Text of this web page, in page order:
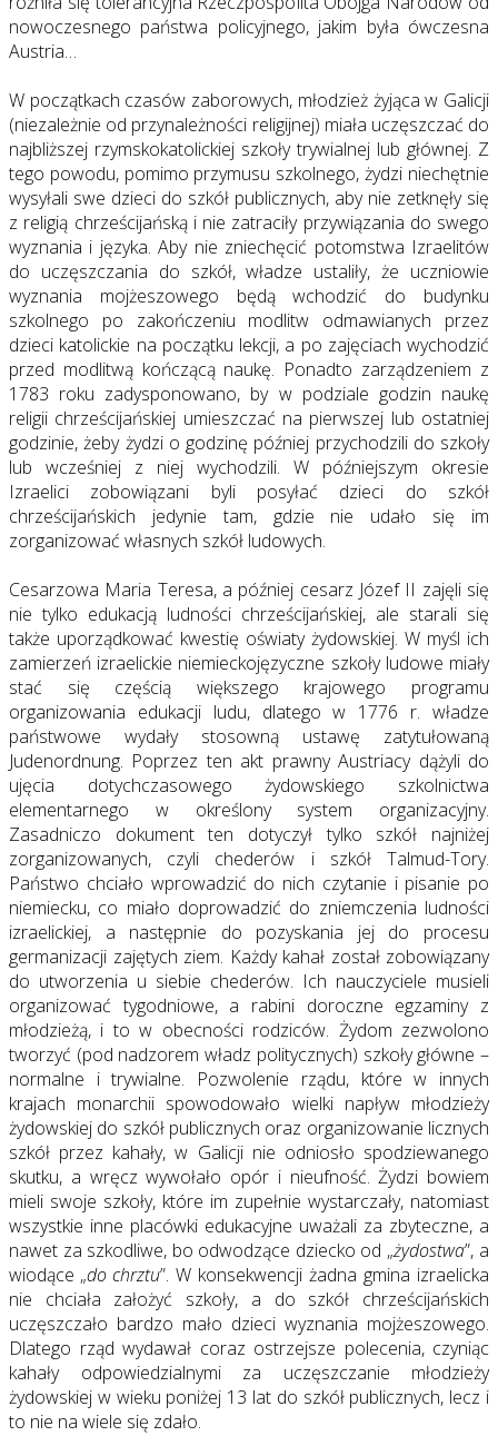
nowoczesnego państwa policyjnego, jakim była ówczesna
Austria…
W początkach czasów zaborowych, młodzież żyjąca w Galicji
(niezależnie od przynależności religijnej) miała uczęszczać do
najbliższej rzymskokatolickiej szkoły trywialnej lub głównej. Z
tego powodu, pomimo przymusu szkolnego, żydzi niechętnie
wysyłali swe dzieci do szkół publicznych, aby nie zetknęły się
z religią chrześcijańską i nie zatraciły przywiązania do swego
wyznania i języka. Aby nie zniechęcić potomstwa Izraelitów
do uczęszczania do szkół, władze ustaliły, że uczniowie
wyznania mojżeszowego będą wchodzić do budynku
szkolnego po zakończeniu modlitw odmawianych przez
dzieci katolickie na początku lekcji, a po zajęciach wychodzić
przed modlitwą kończącą naukę. Ponadto zarządzeniem z
1783 roku zadysponowano, by w podziale godzin naukę
religii chrześcijańskiej umieszczać na pierwszej lub ostatniej
godzinie, żeby żydzi o godzinę później przychodzili do szkoły
lub wcześniej z niej wychodzili. W późniejszym okresie
Izraelici zobowiązani byli posyłać dzieci do szkół
chrześcijańskich jedynie tam, gdzie nie udało się im
zorganizować własnych szkół ludowych.
Cesarzowa Maria Teresa, a później cesarz Józef II zajęli się
nie tylko edukacją ludności chrześcijańskiej, ale starali się
także uporządkować kwestię oświaty żydowskiej. W myśl ich
zamierzeń izraelickie niemieckojęzyczne szkoły ludowe miały
stać się częścią większego krajowego programu
organizowania edukacji ludu, dlatego w 1776 r. władze
państwowe wydały stosowną ustawę zatytułowaną
Judenordnung. Poprzez ten akt prawny Austriacy dążyli do
ujęcia dotychczasowego żydowskiego szkolnictwa
elementarnego w określony system organizacyjny.
Zasadniczo dokument ten dotyczył tylko szkół najniżej
zorganizowanych, czyli chederów i szkół Talmud-Tory.
Państwo chciało wprowadzić do nich czytanie i pisanie po
niemiecku, co miało doprowadzić do zniemczenia ludności
izraelickiej, a następnie do pozyskania jej do procesu
germanizacji zajętych ziem. Każdy kahał został zobowiązany
do utworzenia u siebie chederów. Ich nauczyciele musieli
organizować tygodniowe, a rabini doroczne egzaminy z
młodzieżą, i to w obecności rodziców. Żydom zezwolono
tworzyć (pod nadzorem władz politycznych) szkoły główne –
normalne i trywialne. Pozwolenie rządu, które w innych
krajach monarchii spowodowało wielki napływ młodzieży
żydowskiej do szkół publicznych oraz organizowanie licznych
szkół przez kahały, w Galicji nie odniosło spodziewanego
skutku, a wręcz wywołało opór i nieufność. Żydzi bowiem
mieli swoje szkoły, które im zupełnie wystarczały, natomiast
wszystkie inne placówki edukacyjne uważali za zbyteczne, a
nawet za szkodliwe, bo odwodzące dziecko od „żydostwa”, a
wiodące „do chrztu”. W konsekwencji żadna gmina izraelicka
nie chciała założyć szkoły, a do szkół chrześcijańskich
uczęszczało bardzo mało dzieci wyznania mojżeszowego.
Dlatego rząd wydawał coraz ostrzejsze polecenia, czyniąc
kahały odpowiedzialnymi za uczęszczanie młodzieży
żydowskiej w wieku poniżej 13 lat do szkół publicznych, lecz i
to nie na wiele się zdało.